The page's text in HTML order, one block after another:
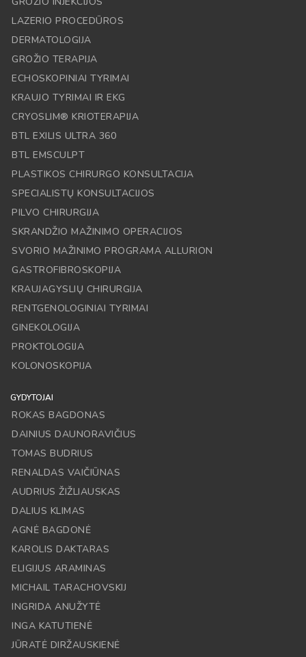
LAZERIO PROCEDŪROS
DERMATOLOGIJA
GROŽIO TERAPIJA
ECHOSKOPINIAI TYRIMAI
KRAUJO TYRIMAI IR EKG
CRYOSLIM® KRIOTERAPIJA
BTL EXILIS ULTRA 360
BTL EMSCULPT
PLASTIKOS CHIRURGO KONSULTACIJA
SPECIALISTŲ KONSULTACIJOS
PILVO CHIRURGIJA
SKRANDŽIO MAŽINIMO OPERACIJOS
SVORIO MAŽINIMO PROGRAMA ALLURION
GASTROFIBROSKOPIJA
KRAUJAGYSLIŲ CHIRURGIJA
RENTGENOLOGINIAI TYRIMAI
GINEKOLOGIJA
PROKTOLOGIJA
KOLONOSKOPIJA
GYDYTOJAI
ROKAS BAGDONAS
DAINIUS DAUNORAVIČIUS
TOMAS BUDRIUS
RENALDAS VAIČIŪNAS
AUDRIUS ŽIŽLIAUSKAS
DALIUS KLIMAS
AGNĖ BAGDONĖ
KAROLIS DAKTARAS
ELIGIJUS ARAMINAS
MICHAIL TARACHOVSKIJ
INGRIDA ANUŽYTĖ
INGA KATUTIENĖ
JŪRATĖ DIRŽAUSKIENĖ